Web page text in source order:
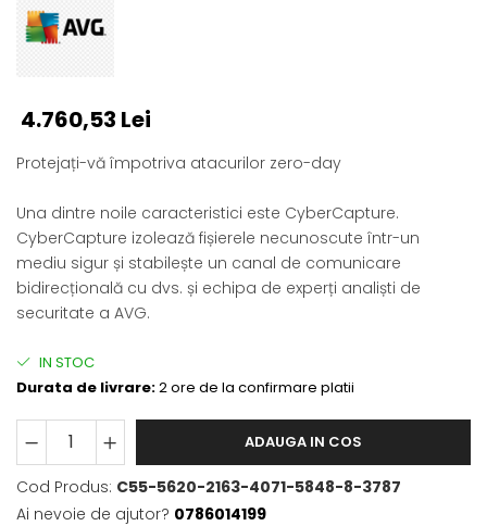
4.760,53 Lei
Protejați-vă împotriva atacurilor zero-day
Una dintre noile caracteristici este CyberCapture.
CyberCapture izolează fișierele necunoscute într-un
mediu sigur și stabilește un canal de comunicare
bidirecțională cu dvs. și echipa de experți analiști de
securitate a AVG.
IN STOC
Durata de livrare:2 ore de la confirmare platii
ADAUGA IN COS
Cod Produs: C55-5620-2163-4071-5848-8-3787
Ai nevoie de ajutor? 0786014199